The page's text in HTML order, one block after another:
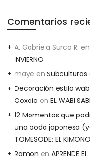
Comentarios
A. Gabriela Surco R. en
INVIERNO
maye en Subculturas
Decoración estilo
Coxcie en EL WABI
12 Momentos que
una boda japonesa
TOMESODE: EL
Ramon en APRENDE